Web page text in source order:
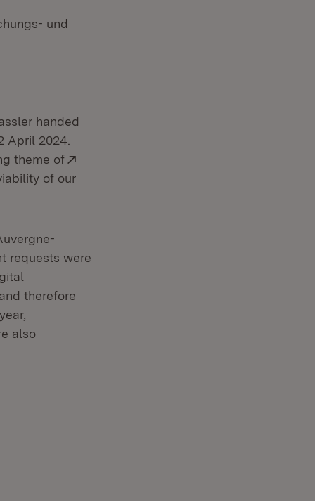
und
handed
April 2024.
theme of
of our
requests were
therefore
also